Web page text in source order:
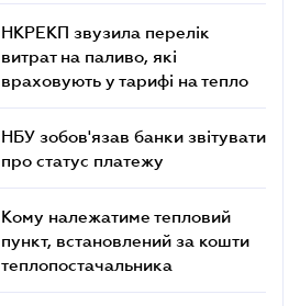
НКРЕКП звузила перелік
витрат на паливо, які
враховують у тарифі на тепло
НБУ зобов'язав банки звітувати
про статус платежу
Кому належатиме тепловий
пункт, встановлений за кошти
теплопостачальника